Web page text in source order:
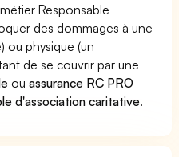
Responsable
des dommages à une
ou physique (un
de se couvrir par une
ouassurance RC PRO
d'association caritative.